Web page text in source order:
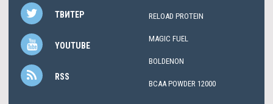
ТВИТЕР
YOUTUBE
RSS
RELOAD PROTEIN
MAGIC FUEL
BOLDENON
BCAA POWDER 12000